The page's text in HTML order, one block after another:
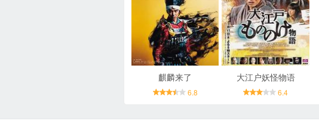
麒麟来了
6.8
大江户妖怪物语
6.4